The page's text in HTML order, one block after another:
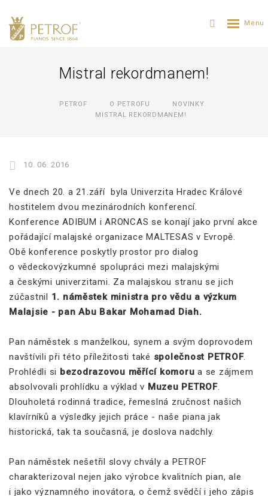
Mistral rekordmanem!
PETROF O PETROFU
NOVINKY
MISTRAL REKORDMANEM!
10. 06. 2016
Ve dnech 20. a 21.září byla Univerzita Hradec Králové
hostitelem dvou mezinárodních konferencí.
Konference ADIBUM i ARONCAS se konají jako první akce
pořádající malajské organizace MALTESAS v Evropě.
Obě konference poskytly prostor pro dialog
o vědeckovýzkumné spolupráci mezi malajskými
a českými univerzitami. Za malajskou stranu se jich
zúčastnil 1. náměstek ministra pro vědu a výzkum
Malajsie - pan Abu Bakar Mohamad Diah.
Pan náměstek s manželkou, synem a svým doprovodem
navštívili při této příležitosti také společnost PETROF.
Prohlédli si bezodrazovou měřící komoru a se zájmem
absolvovali prohlídku a výklad v Muzeu PETROF.
Dlouholetá rodinná tradice, řemeslná zručnost našich
klavírníků a výsledky jejich práce - naše piana jak
historická, tak ta současná, je doslova nadchly.
Pan náměstek nešetřil slovy chvály a PETROF
charakterizoval nejen jako výrobce kvalitních pian, ale
i jako významného inovátora, o čemž svědčí i jeho zápis